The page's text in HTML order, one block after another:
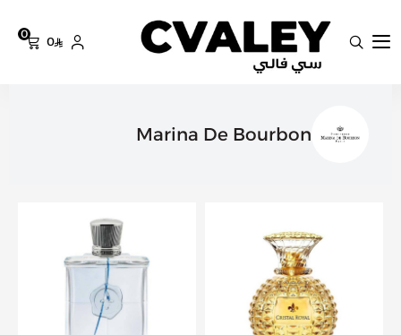
سي فالي
0
0
Marina De Bourbon